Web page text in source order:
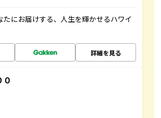
にお届けする、人生を輝かせるハワイ
詳細を見る
０